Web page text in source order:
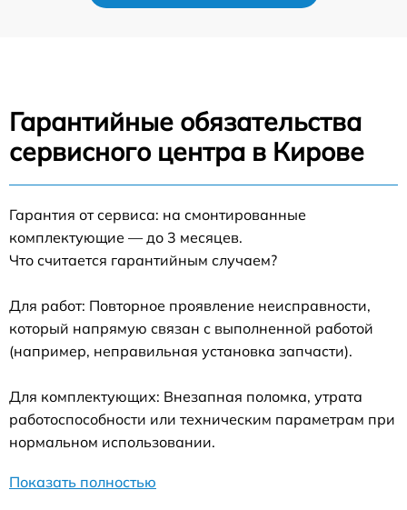
Гарантийные обязательства
сервисного центра в Кирове
Гарантия от сервиса: на смонтированные
комплектующие — до 3 месяцев.
Что считается гарантийным случаем?
Для работ: Повторное проявление неисправности,
который напрямую связан с выполненной работой
(например, неправильная установка запчасти).
Для комплектующих: Внезапная поломка, утрата
работоспособности или техническим параметрам при
нормальном использовании.
Показать полностью